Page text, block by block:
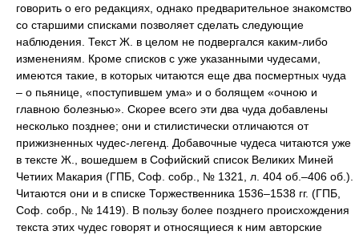
говорить о его редакциях, однако предварительное знакомство
со старшими списками позволяет сделать следующие
наблюдения. Текст Ж. в целом не подвергался каким-либо
изменениям. Кроме списков с уже указанными чудесами,
имеются такие, в которых читаются еще два посмертных чуда
– о пьянице, «поступившем ума» и о болящем «очною и
главною болезнью». Скорее всего эти два чуда добавлены
несколько позднее; они и стилистически отличаются от
прижизненных чудес-легенд. Добавочные чудеса читаются уже
в тексте Ж., вошедшем в Софийский список Великих Миней
Четиих Макария (ГПБ, Соф. собр., № 1321, л. 404 об.–406 об.).
Читаются они и в списке Торжественника 1536–1538 гг. (ГПБ,
Соф. собр., № 1419). В пользу более позднего происхождения
текста этих чудес говорят и относящиеся к ним авторские